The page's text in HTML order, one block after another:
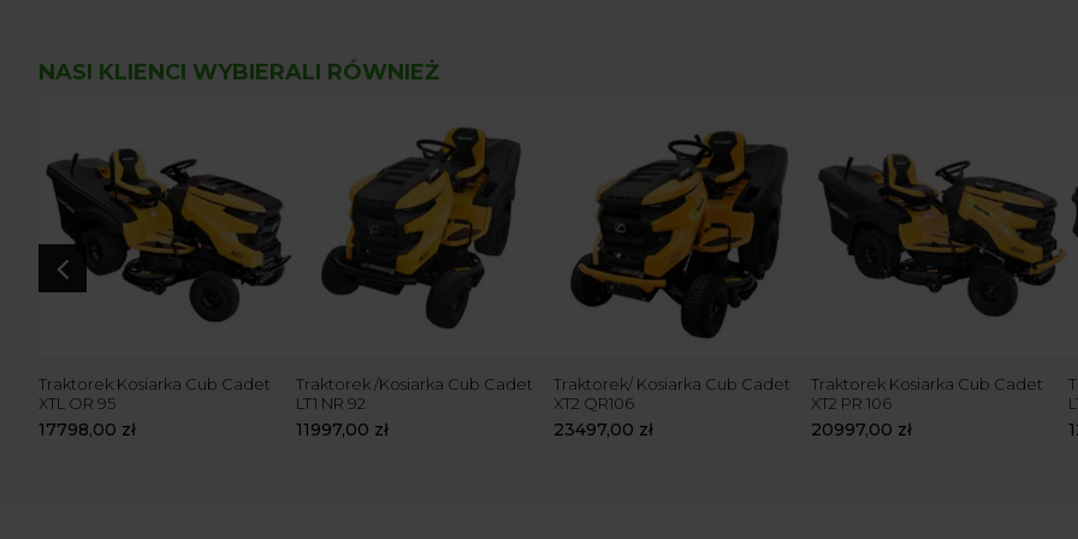
NASI KLIENCI WYBIERALI RÓWNIEŻ
4
Traktorek Kosiarka Cub Cadet
XTL OR 95
17798,00 zł
Traktorek /Kosiarka Cub Cadet
LT1 NR 92
11997,00 zł
Traktorek/ Kosiarka Cub Cadet
XT2 QR106
23497,00 zł
Traktorek Kosiarka Cub Cadet
XT2 PR 106
20997,00 zł